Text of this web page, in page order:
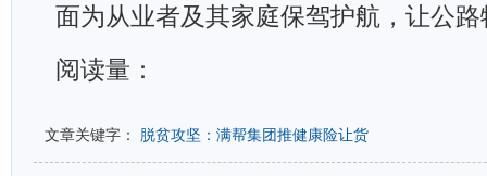
面为从业者及其家庭保驾护航，让公
阅读量：
文章关键字： 脱贫攻坚：满帮集团推健康险让货